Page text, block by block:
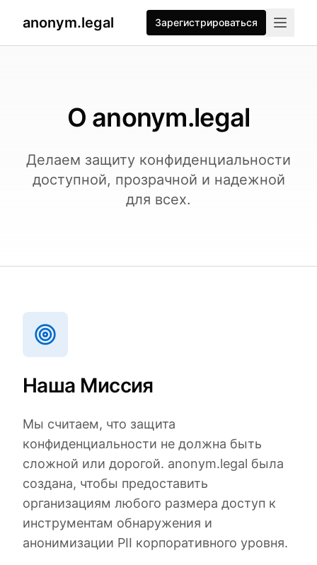
anonym.legal Зарегистрироваться
О anonym.legal
Делаем защиту конфиденциальности
доступной, прозрачной и надежной
для всех.
Наша Миссия
Мы считаем, что защита
конфиденциальности не должна быть
сложной или дорогой. anonym.legal была
создана, чтобы предоставить
организациям любого размера доступ к
инструментам обнаружения и
анонимизации PII корпоративного уровня.